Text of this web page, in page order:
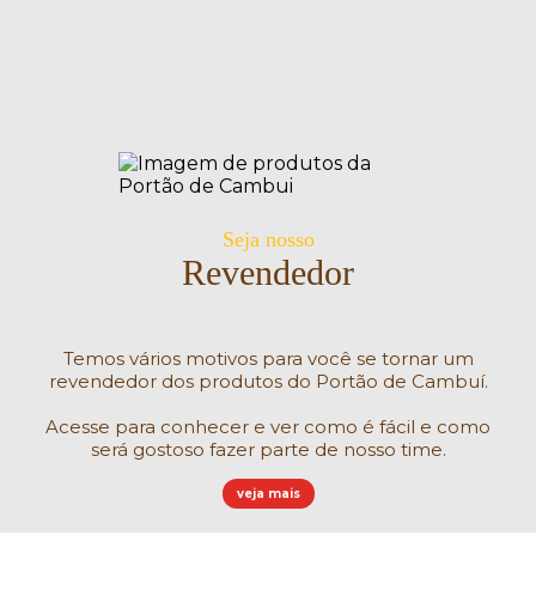
Seja nosso
Revendedor
Temos vários motivos para você se tornar um
revendedor dos produtos do Portão de Cambuí.
Acesse para conhecer e ver como é fácil e como
será gostoso fazer parte de nosso time.
veja mais